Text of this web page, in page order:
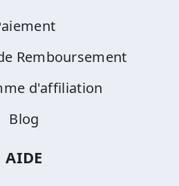
Remboursement
d'affiliation
Blog
AIDE